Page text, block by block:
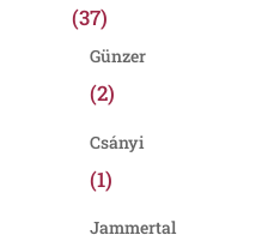
(37)
Günzer
(2)
Csányi
(1)
Jammertal